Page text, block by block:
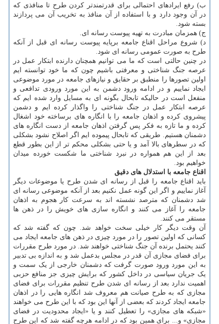
ب) رفع ایرادهای احتمالی برای قدرتمندتر کردن طرح تا منافذی که
در آن وجود دارد و با استفاده از آن منافذ به تخریب آن می پردازند
بسته شود.
ج) همزمان مبادرت به تهیه پیوست رسانه ای.
د) شروع مراحل اقناع جامعه برپایه پیوست رسانه ای قبل از آنکه
طرح به صورت عمومی رسانه ای شود.
در چنین حالتی است که ما می توانیم همچنان دارنده ابتکار عمل در
عرصه جنگ شناختی و معرفتی باشیم چون که ما خود توانسته ایم
اولین تصورها را منطبق بر حقایق و نیازهای جامعه در مورد موضوعی
ایجاد نماییم و در ادامه ورود دشمن به این مورد ورودی تدافعی و
منفعل است در حالیکه تابحال بگونه ای به مسایل وارد شده ایم که
عرصه ابتکار عمل در جنگ شناختی را واگذار کرده ایم و دشمن
پیشروی کرده و اذهان جامعه را با انگاره های برساخته خود اشغال
کرده و ما تازه به فکر پس گرفتن اذهان جامعه از دست انگاره های
دشمنان هستیم. طریقی که تابحال پیموده ایم اگر اصلاح نشود بشکلی
که در سطرهای بالا آمد و یا حتی بشکلی محکم تر از این بطور قطع
بعد از این هم همواره در نبرد شناختی ما شکست خورده میدان
خواهیم بود.
اقناع جامعه با استدلال ­های دقیق
باید اقناع جامعه را قبل از رسانه ای شدن طرح یا موضوعات دیگر
آغاز نماییم و اگر این گونه عمل نکنیم بعد از آنکه موضوعی رسانه ای
شد دشمنان که مترصد نشسته اند به سرعت کار هجوم به اذهان
جامعه را آغاز می کنند و انگاره سازی های خویش را در ذهن ها
مستقر می کنند.
آن وقت دیگر کار خیلی سخت خواهد شد. چون که گفته شد که
کسانی که اولین تصور را در مورد چیزی در ذهن های جامعه ایجاد می
کنند یحتمل برنده آن جنگ شناختی خواهند شد. در مورد طرح مقررات
برای فضای مجازی آن قدر در مجلس بدعمل شد و به اندازه بی تدبیر
به این مورد ورود صورت گرفت که دشمنان خارجی از یک سمت و
یک جریان سیاسی در داخل کشور که برایش چیزی جز منافع حزبی
اهمیت ندارد بعد از رسانه ای شدن طرح تنظیم مقررات برای فضای
مجازی که به طرح صیانت هم معروف شد انگاره هایی را در اذهان
جامعه ایجاد کردند که بعضی از آنها این بود که با این طرح می خواهند
«شبکه های مجازی» را تعطیل کنند و یا «ایجاد محدودیت در فضای
مجازی» و... برای همین بود که در ادامه هرچه گفته شد که این طرح